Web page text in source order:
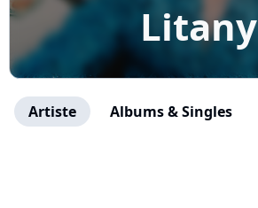
Litany
Artiste Albums & Singles